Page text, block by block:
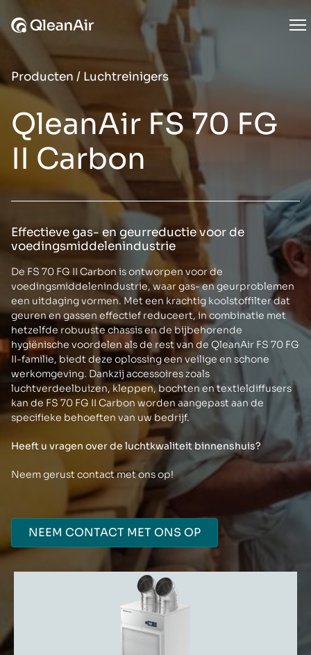
Producten / Luchtreinigers
QleanAir FS 70 FG
II Carbon
Effectieve gas- en geurreductie voor de
voedingsmiddelenindustrie
De FS 70 FG II Carbon is ontworpen voor de
voedingsmiddelenindustrie, waar gas- en geurproblemen
een uitdaging vormen. Met een krachtig koolstoffilter dat
geuren en gassen effectief reduceert, in combinatie met
hetzelfde robuuste chassis en de bijbehorende
hygiënische voordelen als de rest van de QleanAir FS 70 FG
II-familie, biedt deze oplossing een veilige en schone
werkomgeving. Dankzij accessoires zoals
luchtverdeelbuizen, kleppen, bochten en textieldiffusers
kan de FS 70 FG II Carbon worden aangepast aan de
specifieke behoeften van uw bedrijf.
Heeft u vragen over de luchtkwaliteit binnenshuis?
Neem gerust contact met ons op!
NEEM CONTACT MET ONS OP